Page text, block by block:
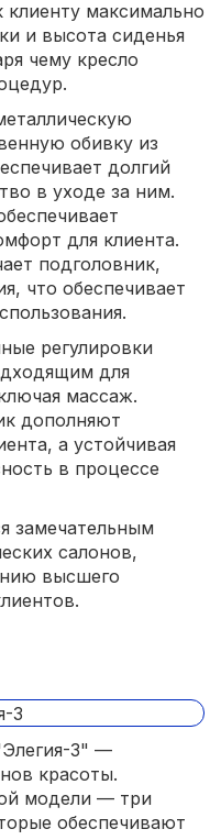
клиенту максимально
и высота сиденья
чему кресло
обивку из
долгий
в уходе за ним.
для клиента.
подголовник,
что обеспечивает
регулировки
для
массаж.
дополняют
а устойчивая
в процессе
замечательным
салонов,
высшего
3" —
красоты.
модели — три
обеспечивают